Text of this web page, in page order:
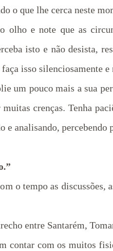
o que lhe cerca neste
olho e note que as
isto e não desista,
isso silenciosamente e
um pouco mais a sua
crenças. Tenha
analisando,
o tempo as discussões,
entre Santarém,
com os muitos